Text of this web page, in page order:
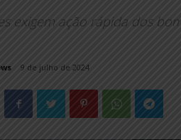
exigem ação rápida dos
9 de julho de 2024